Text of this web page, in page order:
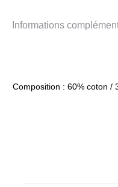
Informations
Composition : 60% coton /